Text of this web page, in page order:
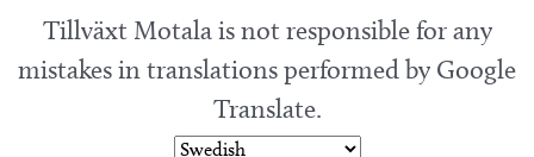
Tillväxt Motala is not responsible for any
mistakes in translations performed by Google
Translate.